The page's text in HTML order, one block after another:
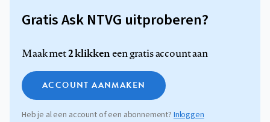
Gratis Ask NTVG uitproberen?
Maak met2 klikkeneen gratis account aan
ACCOUNT AANMAKEN
Heb je al een account of een abonnement?Inloggen